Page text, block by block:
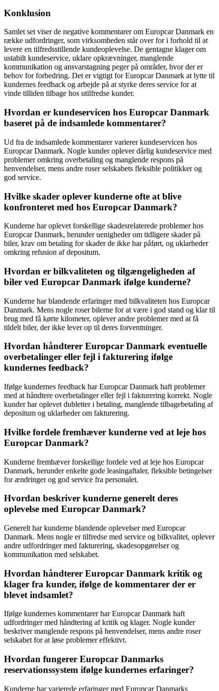
Konklusion
Samlet set viser de negative kommentarer om Europcar Danmark en
række udfordringer, som virksomheden står over for i forhold til at
levere en tilfredsstillende kundeoplevelse. De gentagne klager om
ustabilt kundeservice, uklare opkrævninger, manglende
kommunikation og ansvarstagning peger på områder, hvor der er
behov for forbedring. Det er vigtigt for Europcar Danmark at lytte til
kundernes feedback og arbejde på at styrke deres service for at
vinde tilliden tilbage hos utilfredse kunder.
Hvordan er kundeservicen hos Europcar Danmark
baseret på de indsamlede kommentarer?
Ud fra de indsamlede kommentarer varierer kundeservicen hos
Europcar Danmark. Nogle kunder oplever dårlig kundeservice med
problemer omkring overbetaling og manglende respons på
henvendelser, mens andre roser selskabets fleksible politikker og
god service.
Hvilke skader oplever kunderne ofte at blive
konfronteret med hos Europcar Danmark?
Kunderne har oplevet forskellige skadesrelaterede problemer hos
Europcar Danmark, herunder uenigheder om tidligere skader på
biler, krav om betaling for skader de ikke har påført, og uklarheder
omkring refusion af depositum.
Hvordan er bilkvaliteten og tilgængeligheden af
biler ved Europcar Danmark ifølge kunderne?
Kunderne har blandende erfaringer med bilkvaliteten hos Europcar
Danmark. Mens nogle roser bilerne for at være i god stand og klar til
brug med få kørte kilometer, oplever andre problemer med at få
tildelt biler, der ikke lever op til deres forventninger.
Hvordan håndterer Europcar Danmark eventuelle
overbetalinger eller fejl i fakturering ifølge
kundernes feedback?
Ifølge kundernes feedback har Europcar Danmark haft problemer
med at håndtere overbetalinger eller fejl i fakturering korrekt. Nogle
kunder har oplevet dubletter i betaling, manglende tilbagebetaling af
depositum og uklarheder om fakturering.
Hvilke fordele fremhæver kunderne ved at leje hos
Europcar Danmark?
Kunderne fremhæver forskellige fordele ved at leje hos Europcar
Danmark, herunder enkelte gode leasingaftaler, fleksible betingelser
for ændringer og god service fra personalet.
Hvordan beskriver kunderne generelt deres
oplevelse med Europcar Danmark?
Generelt har kunderne blandende oplevelser med Europcar
Danmark. Mens nogle er tilfredse med service og bilkvalitet, oplever
andre udfordringer med fakturering, skadesopgørelser og
kommunikation med selskabet.
Hvordan håndterer Europcar Danmark kritik og
klager fra kunder, ifølge de kommentarer der er
blevet indsamlet?
Ifølge kundernes kommentarer har Europcar Danmark haft
udfordringer med håndtering af kritik og klager. Nogle kunder
beskriver manglende respons på henvendelser, mens andre roser
selskabet for at løse problemer effektivt.
Hvordan fungerer Europcar Danmarks
reservationssystem ifølge kundernes erfaringer?
Kunderne har varierede erfaringer med Europcar Danmarks